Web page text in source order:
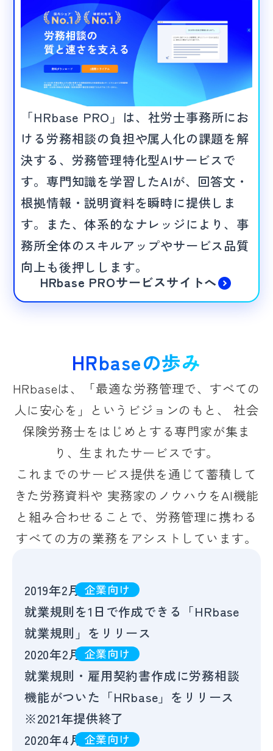
「HRbase PRO」は、社労士事務所にお
ける労務相談の負担や属人化の課題を解
決する、労務管理特化型AIサービスで
す。専門知識を学習したAIが、回答文・
根拠情報・説明資料を瞬時に提供しま
す。また、体系的なナレッジにより、事
務所全体のスキルアップやサービス品質
向上も後押しします。
HRbase PROサービスサイトへ
HRbaseの歩み
HRbaseは、「最適な労務管理で、すべての
人に安心を」というビジョンのもと、
社会
保険労務士をはじめとする専門家が集ま
り、生まれたサービスです。
これまでのサービス提供を通じて蓄積して
きた労務資料や 実務家のノウハウをAI機能
と組み合わせることで、労務管理に携わる
すべての方の業務をアシストしています。
2019年2月 企業向け
就業規則を1日で作成できる「HRbase
就業規則」をリリース
2020年2月 企業向け
就業規則・雇用契約書作成に労務相談
機能がついた「HRbase」をリリース
※2021年提供終了
2020年4月 企業向け